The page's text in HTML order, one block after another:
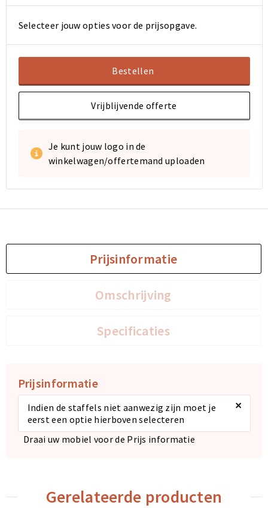
Sporttassen
Toilettassen
Documententassen
Heuptassen
Boodschappentassen
Sporttassen
Toilettassen
Documententassen
Heuptassen
Boodschappentassen
Selecteer jouw opties voor de prijsopgave.
Bestellen
Vrijblijvende offerte
Je kunt jouw logo in de
winkelwagen/offertemand uploaden
Prijsinformatie
Omschrijving
Specificaties
Prijsinformatie
Indien de staffels niet aanwezig zijn moet je
eerst een optie hierboven selecteren
×
Draai uw mobiel voor de Prijs informatie
Gerelateerde producten